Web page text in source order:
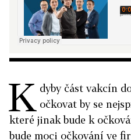
K dyby část vakcín
očkovat by se
které jinak bude k
bude moci očkování ve